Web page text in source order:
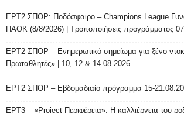
ΕΡΤ2 ΣΠΟΡ: Ποδόσφαιρο – Champions League
ΠΑΟΚ (8/8/2026) | Τροποποιήσεις προγράμματος
ΕΡΤ2 ΣΠΟΡ – Ενημερωτικό σημείωμα για ξένο
Πρωταθλητές» | 10, 12 & 14.08.2026
ΕΡΤ2 ΣΠΟΡ – Εβδομαδιαίο πρόγραμμα 15-
ΕΡΤ3 – «Project Περιφέρεια»: Η καλλιέργεια του